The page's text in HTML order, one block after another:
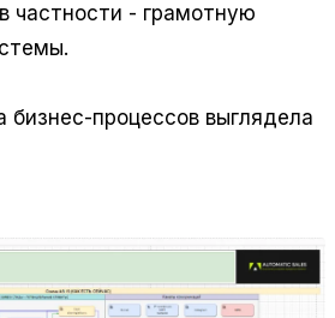
частности - грамотную
бизнес-процессов выглядела